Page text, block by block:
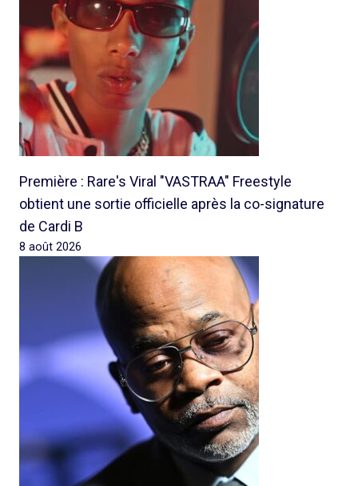
Première : Rare's Viral "VASTRAA" Freestyle
obtient une sortie officielle après la co-signature
de Cardi B
8 août 2026